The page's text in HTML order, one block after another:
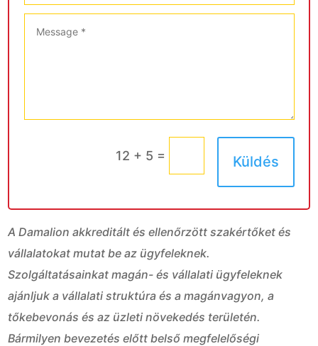
12 + 5 = Küldés
A Damalion akkreditált és ellenőrzött szakértőket és
vállalatokat mutat be az ügyfeleknek.
Szolgáltatásainkat magán- és vállalati ügyfeleknek
ajánljuk a vállalati struktúra és a magánvagyon, a
tőkebevonás és az üzleti növekedés területén.
Bármilyen bevezetés előtt belső megfelelőségi